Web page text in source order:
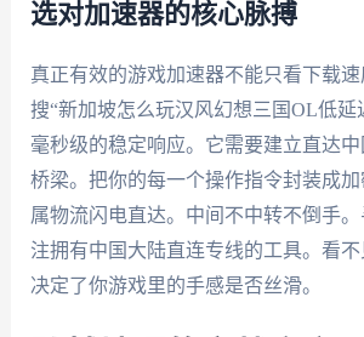
选对加速器的核心脉搏
真正有效的游戏加速器不能只看下载
搜“新加坡怎么玩汉风幻想三国OL低延
毫秒级的稳定响应。它需要建立直达
桥梁。把你的每一个操作指令封装成
属物流闪电直达。中间不中转不倒手
注拥有中国大陆直连专线的工具。看不
决定了你游戏里的手感是否丝滑。